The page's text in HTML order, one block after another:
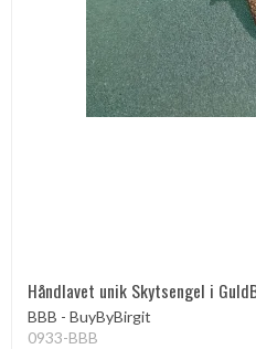
Håndlavet unik Skytsengel i
BBB - BuyByBirgit
0933-BBB